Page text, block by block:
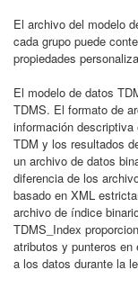
El archivo del modelo
cada grupo puede
propiedades
El modelo de datos
TDMS. El formato de
información
TDM y los resultados
un archivo de datos
diferencia de los
basado en XML
archivo de índice
TDMS_Index
atributos y punteros
a los datos durante la